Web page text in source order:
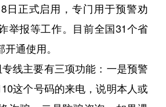
日正式启用，专门用于预警劝
举报等工作。目前全国31个省
通使用。
线主要有三项功能：一是预警
这个号码的来电，说明本人或